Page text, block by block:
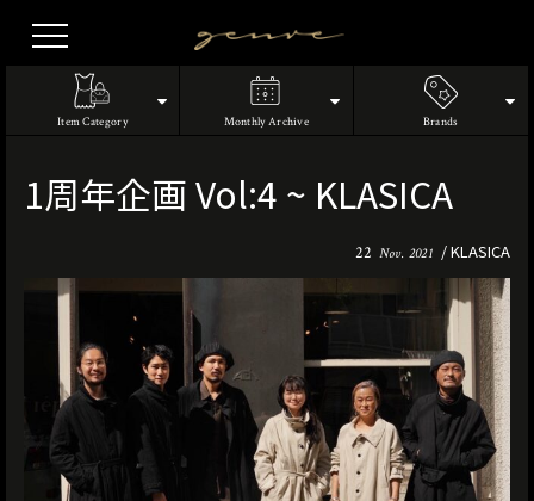
Item Category Monthly Archive Brands
1周年企画 Vol:4 ~ KLASICA
22 Nov. 2021 KLASICA